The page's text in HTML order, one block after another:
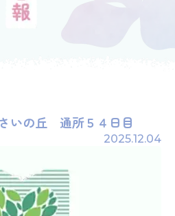
いの丘 通所５４日目
2025.12.04